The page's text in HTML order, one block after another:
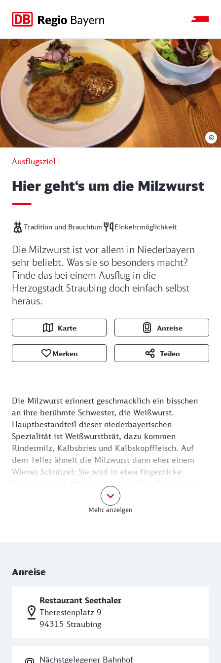
Zur
Hauptnavigation
springen
Zur
Seitensuche
springen
Zum
Hauptinhalt
springen
Zum
Footer
springen
Ausflugsziel
Hier geht‘s um die Milzwurst
Tradition und Brauchtum Einkehrmöglichkeit
Die Milzwurst ist vor allem in Niederbayern
sehr beliebt. Was sie so besonders macht?
Finde das bei einem Ausflug in die
Herzogstadt Straubing doch einfach selbst
heraus.
Karte Anreise
Merken Teilen
©
Die Milzwurst erinnert geschmacklich ein bisschen
an ihre berühmte Schwester, die Weißwurst.
Hauptbestandteil dieser niederbayerischen
Spezialität ist Weißwurstbrät, dazu kommen
Rindermilz, Kalbsbries und Kalbskopffleisch. Auf
dem Teller ähnelt die Milzwurst dann eher einem
Wiener Schnitzel: Sie wird in etwa fingerdicke
Scheiben geschnitten, mit Semmelbröseln paniert
und gebraten. Zusammen mit einem Salat gibt es die
Milzwurst im traditionellenRestaurant Seethaler
als „Neustadt“ westlich des alten Siedlungszentrums
vom Wittelsbacher Herzog Ludwig der Kelkheimer
Herrschaft. Rund um den belebten Stadtplatz zeugen
die prächtigen Patrizierhäuser bis heute vom
Wohlstand der Kaufleute. Die beiden Teile des
Mehr anzeigen
Anreise
Restaurant Seethaler
Theresienplatz 9
94315 Straubing
Nächstgelegener Bahnhof